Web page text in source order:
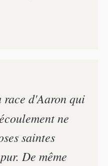
race d'Aaron qui
ne
saintes
De même